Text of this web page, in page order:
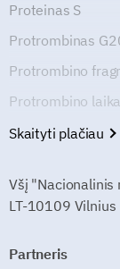
Proteinas S
Protrombinas
Protrombino
Protrombino
Skaityti plačiau
Všį "Nacionalinis
LT-10109 Vilnius
Partneris